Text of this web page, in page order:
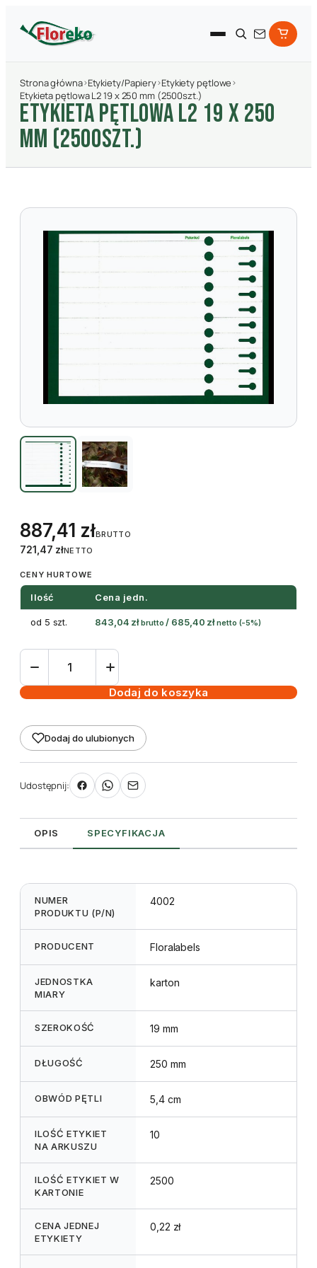
Strona główna›Etykiety/Papiery›Etykiety pętlowe›
Etykieta pętlowa L2 19 x 250 mm (2500szt.)
ETYKIETA PęTLOWA L2 19 X 250
MM (2500SZT.)
887,41 złBRUTTO
721,47 złNETTO
CENY HURTOWE
Ilość Cena jedn.
od 5 szt. 843,04 zł brutto / 685,40 zł netto (-5%)
ilość
pętlowa
19
x
250
mm
(2500szt.)
Dodaj do koszyka
Dodaj do ulubionych
Udostępnij:
OPIS SPECYFIKACJA
NUMER
PRODUKTU (P/N)
4002
PRODUCENT Floralabels
JEDNOSTKA
MIARY
karton
SZEROKOŚĆ 19 mm
DŁUGOŚĆ 250 mm
OBWÓD PĘTLI 5,4 cm
ILOŚĆ ETYKIET
NA ARKUSZU
10
ILOŚĆ ETYKIET W
KARTONIE
2500
CENA JEDNEJ
ETYKIETY
0,22 zł